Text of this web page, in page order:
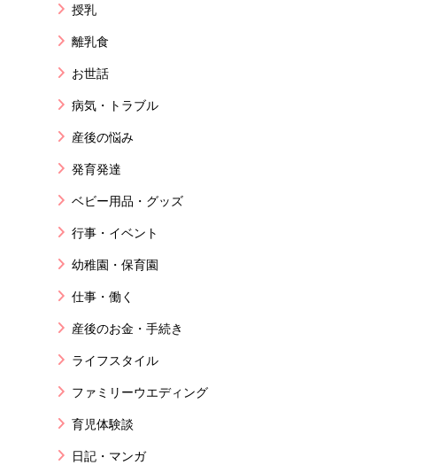
授乳
離乳食
お世話
病気・トラブル
産後の悩み
発育発達
ベビー用品・グッズ
行事・イベント
幼稚園・保育園
仕事・働く
産後のお金・手続き
ライフスタイル
ファミリーウエディング
育児体験談
日記・マンガ